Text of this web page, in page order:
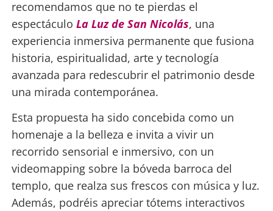
recomendamos que no te pierdas el
espectáculo La Luz de San Nicolás, una
experiencia inmersiva permanente que fusiona
historia, espiritualidad, arte y tecnología
avanzada para redescubrir el patrimonio desde
una mirada contemporánea.
Esta propuesta ha sido concebida como un
homenaje a la belleza e invita a vivir un
recorrido sensorial e inmersivo, con un
videomapping sobre la bóveda barroca del
templo, que realza sus frescos con música y luz.
Además, podréis apreciar tótems interactivos